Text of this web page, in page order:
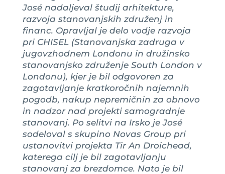
José nadaljeval študij arhitekture,
razvoja stanovanjskih združenj in
financ. Opravljal je delo vodje razvoja
pri CHISEL (Stanovanjska zadruga v
jugovzhodnem Londonu in družinsko
stanovanjsko združenje South London v
Londonu), kjer je bil odgovoren za
zagotavljanje kratkoročnih najemnih
pogodb, nakup nepremičnin za obnovo
in nadzor nad projekti samogradnje
stanovanj. Po selitvi na Irsko je José
sodeloval s skupino Novas Group pri
ustanovitvi projekta Tir An Droichead,
katerega cilj je bil zagotavljanju
stanovanj za brezdomce. Nato je bil